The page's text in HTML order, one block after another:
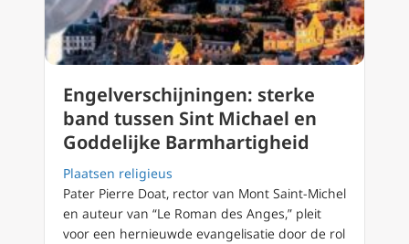
Engelverschijningen: sterke
band tussen Sint Michael en
Goddelijke Barmhartigheid
Plaatsen religieus
Pater Pierre Doat, rector van Mont Saint-Michel
en auteur van “Le Roman des Anges,” pleit
voor een hernieuwde evangelisatie door de rol